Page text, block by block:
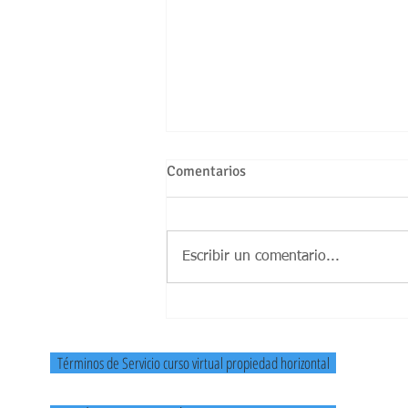
análisis sobre las limitaciones
que puede imponer un
Comentarios
Escribir un comentario...
Términos de Servicio curso virtual propiedad horizontal